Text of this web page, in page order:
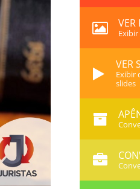
VER
VER
Exibir
slides